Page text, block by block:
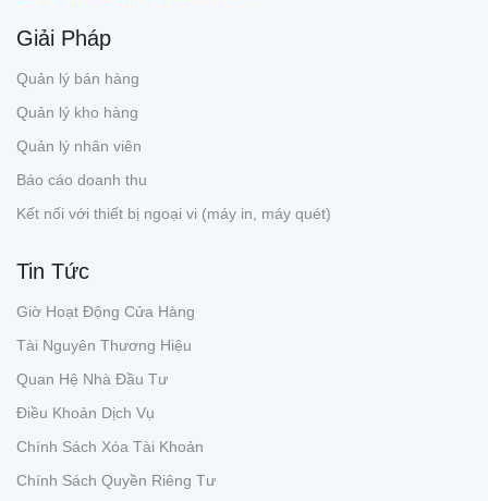
Giải Pháp
Quản lý bán hàng
Quản lý kho hàng
Quản lý nhân viên
Báo cáo doanh thu
Kết nối với thiết bị ngoại vi (máy in, máy quét)
Tin Tức
Giờ Hoạt Động Cửa Hàng
Tài Nguyên Thương Hiệu
Quan Hệ Nhà Đầu Tư
Điều Khoản Dịch Vụ
Chính Sách Xóa Tài Khoản
Chính Sách Quyền Riêng Tư